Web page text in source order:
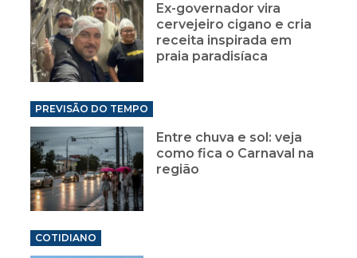
Ex-governador vira
cervejeiro cigano e cria
receita inspirada em
praia paradisíaca
PREVISÃO DO TEMPO
Entre chuva e sol: veja
como fica o Carnaval na
região
COTIDIANO